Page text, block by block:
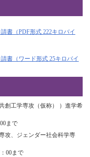
書（PDF形式 222キロバイ
書（ワード形式 25キロバイ
創工学専攻（仮称） ）進学希
まで
攻、ジェンダー社会科学専
00まで